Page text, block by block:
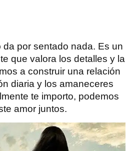
da por sentado nada. Es un
que valora los detalles y la
a construir una relación
diaria y los amaneceres
te importo, podemos
amor juntos.